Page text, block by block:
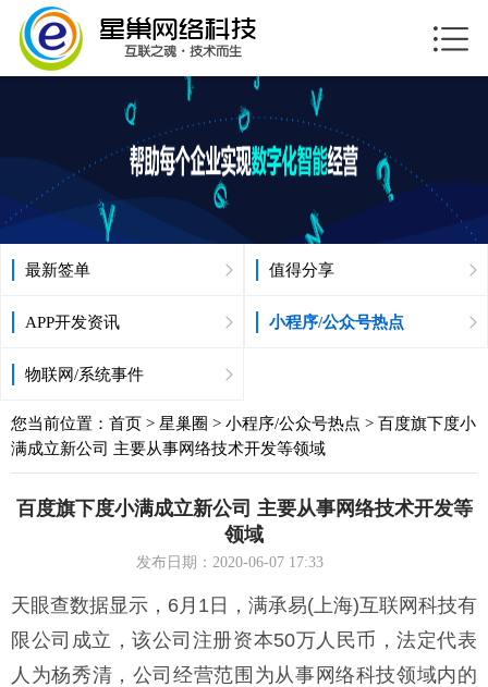
最新签单 值得分享
APP开发资讯 小程序/公众号热点
物联网/系统事件
您当前位置： 首页 > 星巢圈 > 小程序/公众号热点 > 百度旗下度小
满成立新公司 主要从事网络技术开发等领域
百度旗下度小满成立新公司 主要从事网络技术开发等
领域
发布日期：2020-06-07 17:33
天眼查数据显示，6月1日，满承易(上海)互联网科技有
限公司成立，该公司注册资本50万人民币，法定代表
人为杨秀清，公司经营范围为从事网络科技领域内的